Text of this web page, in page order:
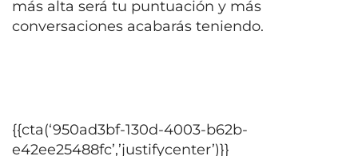
más alta será tu puntuación y más
conversaciones acabarás teniendo.
{{cta(‘950ad3bf-130d-4003-b62b-
e42ee25488fc’,’justifycenter’)}}